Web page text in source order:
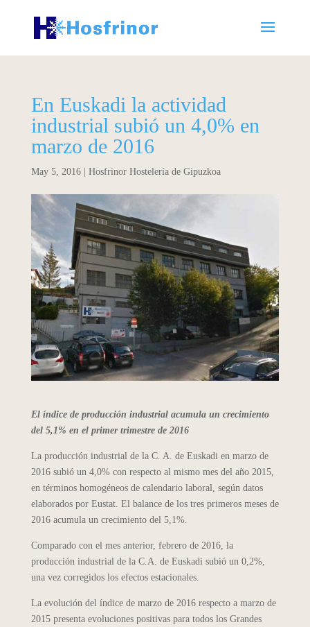
En Euskadi la actividad
industrial subió un 4,0% en
marzo de 2016
May 5, 2016| Hosfrinor Hostelería de Gipuzkoa
El índice de producción industrial acumula un crecimiento
del 5,1% en el primer trimestre de 2016
La producción industrial de la C. A. de Euskadi en marzo de
2016 subió un 4,0% con respecto al mismo mes del año 2015,
en términos homogéneos de calendario laboral, según datos
elaborados por Eustat. El balance de los tres primeros meses de
2016 acumula un crecimiento del 5,1%.
Comparado con el mes anterior, febrero de 2016, la
producción industrial de la C.A. de Euskadi subió un 0,2%,
una vez corregidos los efectos estacionales.
La evolución del índice de marzo de 2016 respecto a marzo de
2015 presenta evoluciones positivas para todos los Grandes